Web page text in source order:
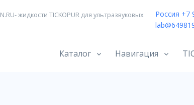
жидкости TICKOPUR для ультразвуковых
Россия +7
Каталог Навигация